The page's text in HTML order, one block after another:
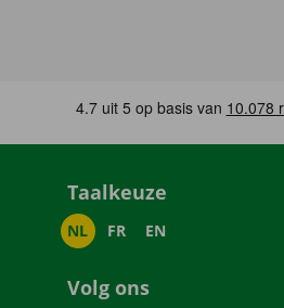
Taalkeuze
NL FR EN
Volg ons